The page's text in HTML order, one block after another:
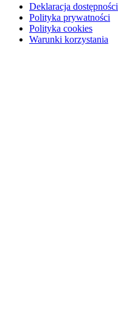
Deklaracja dostępności
Polityka prywatności
Polityka cookies
Warunki korzystania